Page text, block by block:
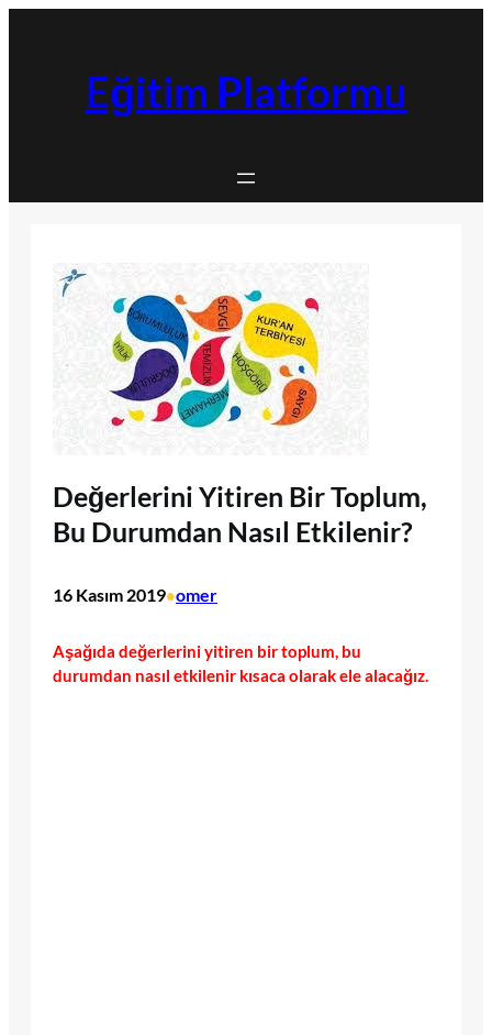
Eğitim Platformu
Değerlerini Yitiren Bir Toplum,
Bu Durumdan Nasıl Etkilenir?
16 Kasım 2019•omer
Aşağıda değerlerini yitiren bir toplum, bu
durumdan nasıl etkilenir kısaca olarak ele alacağız.